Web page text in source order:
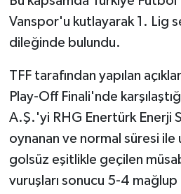
Vanspor'u kutlayarak 1. Lig
dileğinde bulundu.
TFF tarafından yapılan
Play-Off Finali'nde
A.Ş.'yi RHG Enertürk Enerji
oynanan ve normal süresi
golsüz eşitlikle geçilen
vuruşları sonucu 5-4